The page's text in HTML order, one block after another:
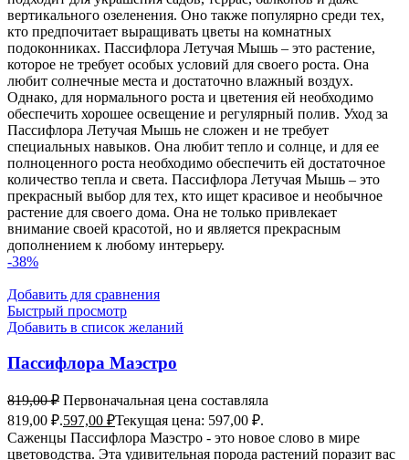
вертикального озеленения. Оно также популярно среди тех,
кто предпочитает выращивать цветы на комнатных
подоконниках. Пассифлора Летучая Мышь – это растение,
которое не требует особых условий для своего роста. Она
любит солнечные места и достаточно влажный воздух.
Однако, для нормального роста и цветения ей необходимо
обеспечить хорошее освещение и регулярный полив. Уход за
Пассифлора Летучая Мышь не сложен и не требует
специальных навыков. Она любит тепло и солнце, и для ее
полноценного роста необходимо обеспечить ей достаточное
количество тепла и света. Пассифлора Летучая Мышь – это
прекрасный выбор для тех, кто ищет красивое и необычное
растение для своего дома. Она не только привлекает
внимание своей красотой, но и является прекрасным
дополнением к любому интерьеру.
-38%
Добавить для сравнения
Быстрый просмотр
Добавить в список желаний
Пассифлора Маэстро
819,00₽ Первоначальная цена составляла
819,00 ₽.597,00 ₽Текущая цена: 597,00 ₽.
Саженцы Пассифлора Маэстро - это новое слово в мире
цветоводства. Эта удивительная порода растений поразит вас